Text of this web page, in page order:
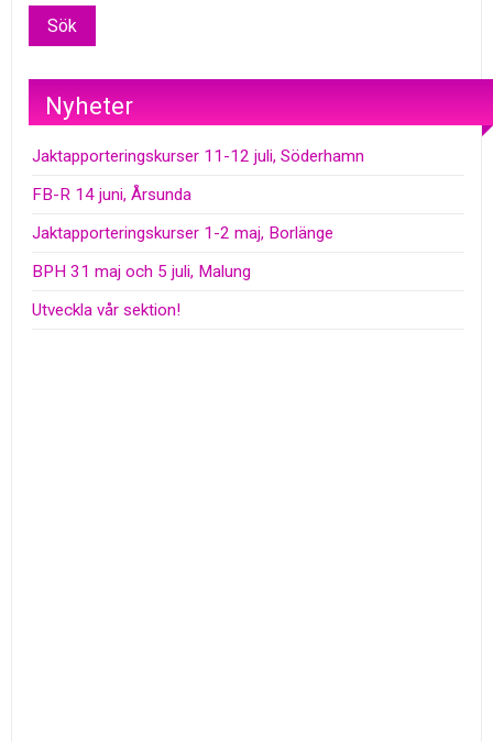
Nyheter
Jaktapporteringskurser 11-12 juli, Söderhamn
FB-R 14 juni, Årsunda
Jaktapporteringskurser 1-2 maj, Borlänge
BPH 31 maj och 5 juli, Malung
Utveckla vår sektion!